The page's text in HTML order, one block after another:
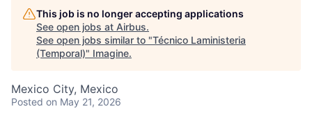
This job is no longer accepting applications
See open jobs at Airbus.
See open jobs similar to "Técnico Laministeria
(Temporal)" Imagine.
Mexico City, Mexico
Posted on May 21, 2026